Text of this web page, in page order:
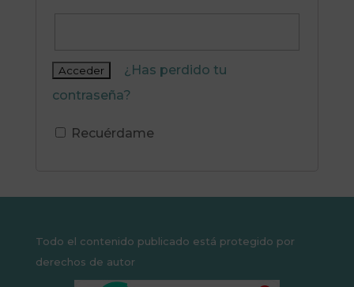
¿Has perdido tu
contraseña?
Recuérdame
Todo el contenido publicado está protegido por
derechos de autor